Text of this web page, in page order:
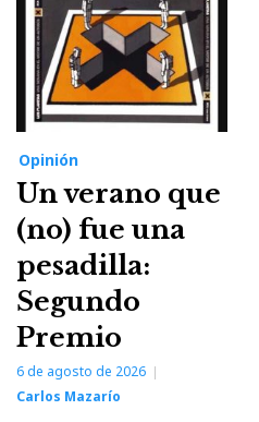
Opinión
Un verano que
(no) fue una
pesadilla:
Segundo
Premio
6 de agosto de 2026
Carlos Mazarío